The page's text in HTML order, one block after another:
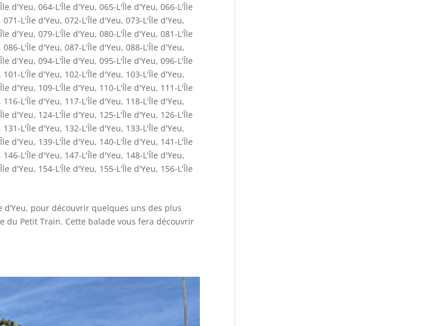
d'Yeu, 064-L'Île d'Yeu, 065-L'Île d'Yeu, 066-L'Île
, 071-L'Île d'Yeu, 072-L'Île d'Yeu, 073-L'Île d'Yeu,
d'Yeu, 079-L'Île d'Yeu, 080-L'Île d'Yeu, 081-L'Île
, 086-L'Île d'Yeu, 087-L'Île d'Yeu, 088-L'Île d'Yeu,
d'Yeu, 094-L'Île d'Yeu, 095-L'Île d'Yeu, 096-L'Île
, 101-L'Île d'Yeu, 102-L'Île d'Yeu, 103-L'Île d'Yeu,
d'Yeu, 109-L'Île d'Yeu, 110-L'Île d'Yeu, 111-L'Île
, 116-L'Île d'Yeu, 117-L'Île d'Yeu, 118-L'Île d'Yeu,
d'Yeu, 124-L'Île d'Yeu, 125-L'Île d'Yeu, 126-L'Île
, 131-L'Île d'Yeu, 132-L'Île d'Yeu, 133-L'Île d'Yeu,
d'Yeu, 139-L'Île d'Yeu, 140-L'Île d'Yeu, 141-L'Île
, 146-L'Île d'Yeu, 147-L'Île d'Yeu, 148-L'Île d'Yeu,
d'Yeu, 154-L'Île d'Yeu, 155-L'Île d'Yeu, 156-L'Île
pour découvrir quelques uns des plus
du Petit Train. Cette balade vous fera découvrir